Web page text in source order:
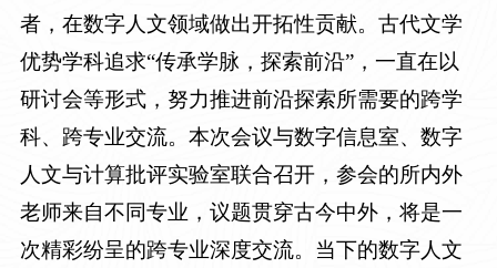
者，在数字人文领域做出开拓性贡献。古代文学
优势学科追求“传承学脉，探索前沿”，一直在以
研讨会等形式，努力推进前沿探索所需要的跨学
科、跨专业交流。本次会议与数字信息室、数字
人文与计算批评实验室联合召开，参会的所内外
老师来自不同专业，议题贯穿古今中外，将是一
次精彩纷呈的跨专业深度交流。当下的数字人文